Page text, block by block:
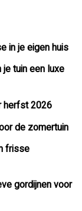
in je eigen huis
tuin een luxe
herfst 2026
de zomertuin
frisse
gordijnen voor